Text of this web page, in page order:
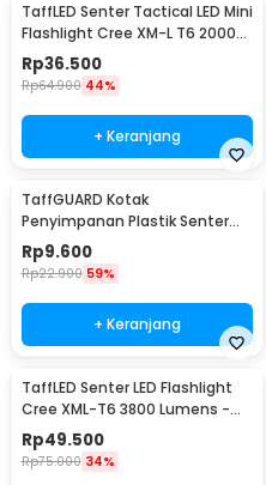
TaffLED Senter Tactical LED Mini
Flashlight Cree XM-L T6 2000
Lumens - E17
Rp36.500
Rp64.900 44%
+ Keranjang
TaffGUARD Kotak
Penyimpanan Plastik Senter
LED Box 18x11.5x4.7cm - FN10
Rp9.600
Rp22.900 59%
+ Keranjang
TaffLED Senter LED Flashlight
Cree XML-T6 3800 Lumens -
E27
Rp49.500
Rp75.000 34%